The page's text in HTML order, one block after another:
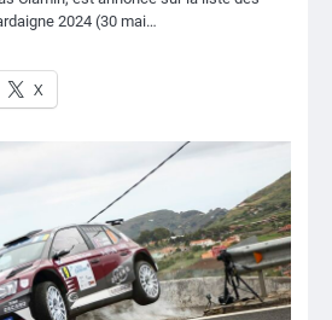
2024 (30 mai…
X